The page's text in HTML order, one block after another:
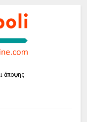
άποψης